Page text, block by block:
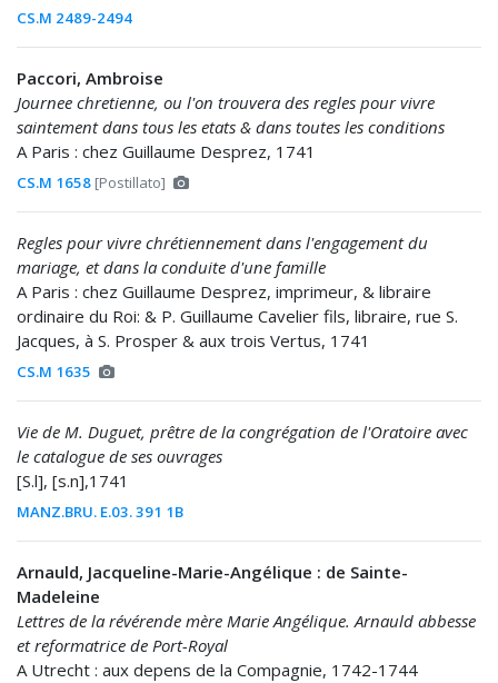
CS.M 2489-2494
Paccori, Ambroise
Journee chretienne, ou l'on trouvera des regles pour vivre
saintement dans tous les etats & dans toutes les conditions
A Paris : chez Guillaume Desprez, 1741
CS.M 1658 [Postillato]
Regles pour vivre chrétiennement dans l'engagement du
mariage, et dans la conduite d'une famille
A Paris : chez Guillaume Desprez, imprimeur, & libraire
ordinaire du Roi: & P. Guillaume Cavelier fils, libraire, rue S.
Jacques, à S. Prosper & aux trois Vertus, 1741
CS.M 1635
Vie de M. Duguet, prêtre de la congrégation de l'Oratoire avec
le catalogue de ses ouvrages
[S.l], [s.n],1741
MANZ.BRU. E.03. 391 1B
Arnauld, Jacqueline-Marie-Angélique : de Sainte-
Madeleine
Lettres de la révérende mère Marie Angélique. Arnauld abbesse
et reformatrice de Port-Royal
A Utrecht : aux depens de la Compagnie, 1742-1744